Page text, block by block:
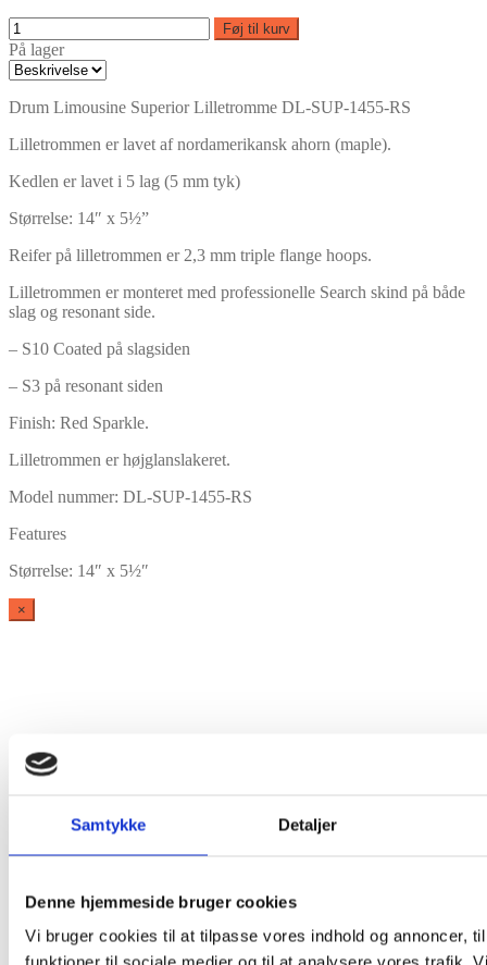
Samtykke Detaljer
Denne hjemmeside bruger cookies
Vi bruger cookies til at tilpasse vores indhold og annoncer,
Føj til kurv
På lager
Drum Limousine Superior Lilletromme DL-SUP-1455-RS
Lilletrommen er lavet af nordamerikansk ahorn (maple).
Kedlen er lavet i 5 lag (5 mm tyk)
Størrelse: 14″ x 5½”
Reifer på lilletrommen er 2,3 mm triple flange hoops.
Lilletrommen er monteret med professionelle Search skind på både
slag og resonant side.
– S10 Coated på slagsiden
– S3 på resonant siden
Finish: Red Sparkle.
Lilletrommen er højglanslakeret.
Model nummer: DL-SUP-1455-RS
Features
Størrelse: 14″ x 5½″
×